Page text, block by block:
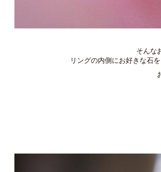
そんな
リングの内側にお好きな石